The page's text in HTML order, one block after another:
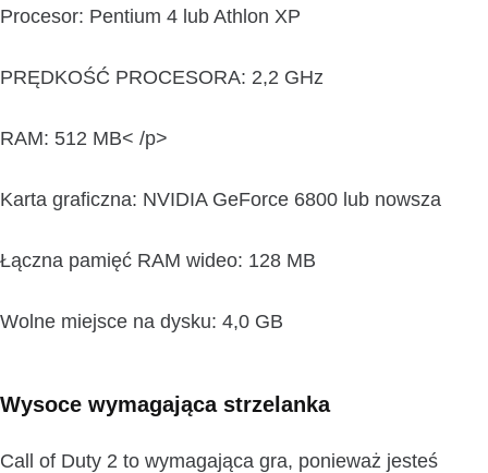
Procesor: Pentium 4 lub Athlon XP
PRĘDKOŚĆ PROCESORA: 2,2 GHz
RAM: 512 MB< /p>
Karta graficzna: NVIDIA GeForce 6800 lub nowsza
Łączna pamięć RAM wideo: 128 MB
Wolne miejsce na dysku: 4,0 GB
Wysoce wymagająca strzelanka
Call of Duty 2 to wymagająca gra, ponieważ jesteś